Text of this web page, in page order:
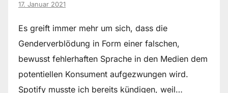
17. Januar 2021
Es greift immer mehr um sich, dass die
Genderverblödung in Form einer falschen,
bewusst fehlerhaften Sprache in den Medien dem
potentiellen Konsument aufgezwungen wird.
Spotify musste ich bereits kündigen, weil…